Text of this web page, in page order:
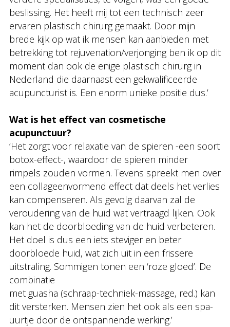
beslissing. Het heeft mij tot een technisch zeer
ervaren plastisch chirurg gemaakt. Door mijn
brede kijk op wat ik mensen kan aanbieden met
betrekking tot rejuvenation/verjonging ben ik op dit
moment dan ook de enige plastisch chirurg in
Nederland die daarnaast een gekwalificeerde
acupuncturist is. Een enorm unieke positie dus.’
Wat is het effect van cosmetische
acupunctuur?
‘Het zorgt voor relaxatie van de spieren -een soort
botox-effect-, waardoor de spieren minder
rimpels zouden vormen. Tevens spreekt men over
een collageenvormend effect dat deels het verlies
kan compenseren. Als gevolg daarvan zal de
veroudering van de huid wat vertraagd lijken. Ook
kan het de doorbloeding van de huid verbeteren.
Het doel is dus een iets steviger en beter
doorbloede huid, wat zich uit in een frissere
uitstraling. Sommigen tonen een ‘roze gloed’. De
combinatie
met guasha (schraap-techniek-massage, red.) kan
dit versterken. Mensen zien het ook als een spa-
uurtje door de ontspannende werking.’